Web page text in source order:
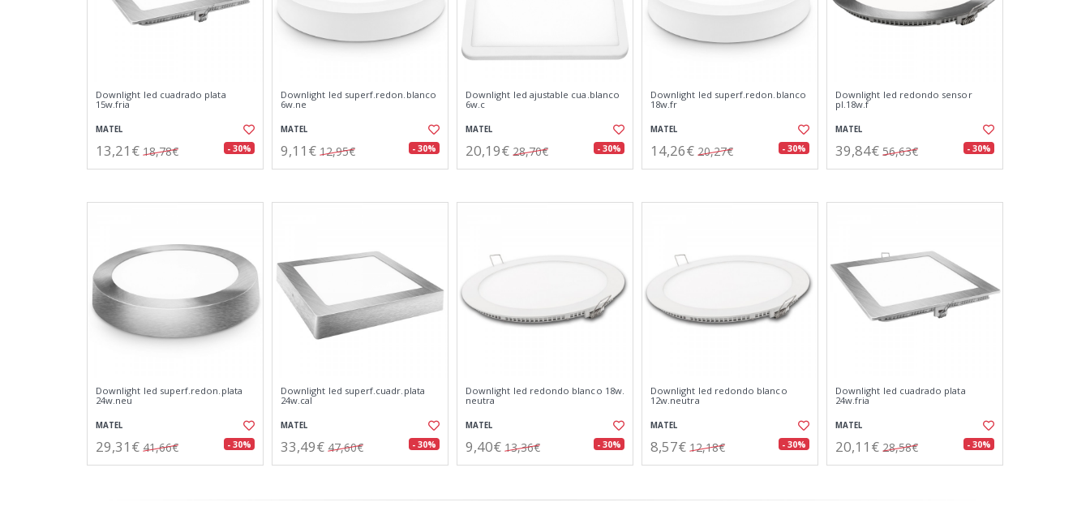
Downlight led cuadrado plata
15w.fria
MATEL
13,21€ 18,78€ - 30%
Downlight led superf.redon.blanco
6w.ne
MATEL
9,11€ 12,95€ - 30%
Downlight led ajustable cua.blanco
6w.c
MATEL
20,19€ 28,70€ - 30%
Downlight led superf.redon.blanco
18w.fr
MATEL
14,26€ 20,27€ - 30%
Downlight led redondo sensor
pl.18w.f
MATEL
39,84€ 56,63€ - 30%
Downlight led superf.redon.plata
24w.neu
MATEL
29,31€ 41,66€ - 30%
Downlight led superf.cuadr.plata
24w.cal
MATEL
33,49€ 47,60€ - 30%
Downlight led redondo blanco 18w.
neutra
MATEL
9,40€ 13,36€ - 30%
Downlight led redondo blanco
12w.neutra
MATEL
8,57€ 12,18€ - 30%
Downlight led cuadrado plata
24w.fria
MATEL
20,11€ 28,58€ - 30%